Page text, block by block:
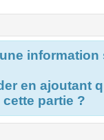
en ajoutant
cette partie ?